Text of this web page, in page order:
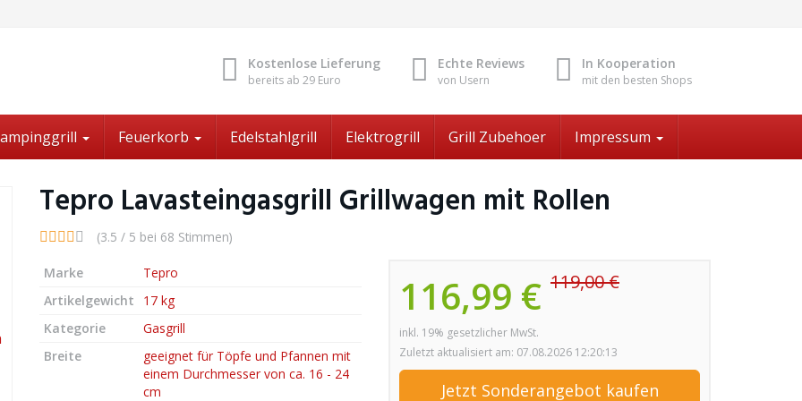
Kostenlose Lieferung
bereits ab 29 Euro
Echte Reviews
von Usern
In Kooperation
mit den besten Shops
Feuerkorb Edelstahlgrill Elektrogrill Grill Zubehoer Impressum
Tepro Lavasteingasgrill Grillwagen mit Rollen
(3.5 / 5 bei 68 Stimmen)
116,99 € 119,00 €
inkl. 19% gesetzlicher MwSt.
Zuletzt aktualisiert am: 07.08.2026 12:20:13
Jetzt Sonderangebot kaufen
Marke
Tepro
Artikelgewicht
17 kg
Kategorie
Gasgrill
Breite
geeignet für Töpfe und Pfannen mit
einem Durchmesser von ca. 16 - 24
cm